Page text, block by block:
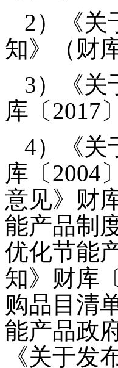
2）《关
知》（财
3）《关
库〔2017
4）《关
库〔2004
意见》财
能产品制
优化节能
知》财库
购品目清
能产品政
《关于发